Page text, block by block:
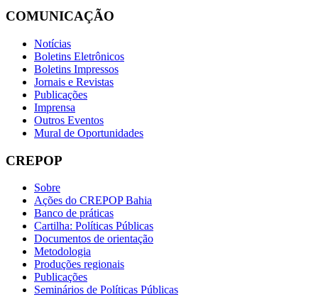
COMUNICAÇÃO
Notícias
Boletins Eletrônicos
Boletins Impressos
Jornais e Revistas
Publicações
Imprensa
Outros Eventos
Mural de Oportunidades
CREPOP
Sobre
Ações do CREPOP Bahia
Banco de práticas
Cartilha: Políticas Públicas
Documentos de orientação
Metodologia
Produções regionais
Publicações
Seminários de Políticas Públicas